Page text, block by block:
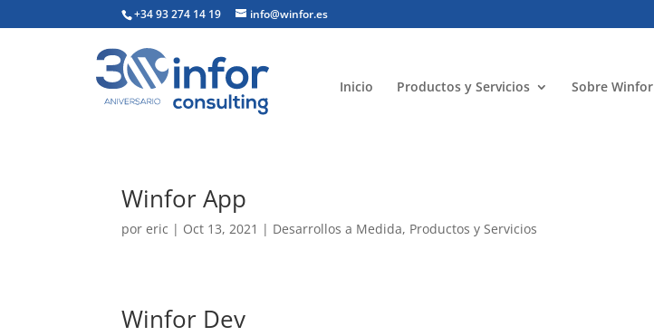
+34 93 274 14 19 info@winfor.es
Inicio Productos y Servicios Sobre Winfor
Winfor App
poreric | Oct 13, 2021 | Desarrollos a Medida, Productos y Servicios
Winfor Dev